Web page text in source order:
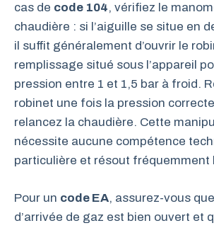
cas de code 104, vérifiez le
chaudière : si l’aiguille se situe en
il suffit généralement d’ouvrir le
remplissage situé sous l’appareil
pression entre 1 et 1,5 bar à froid.
robinet une fois la pression
relancez la chaudière. Cette
nécessite aucune compétence
particulière et résout fréquemment
Pour un code EA, assurez-vous
d’arrivée de gaz est bien ouvert et